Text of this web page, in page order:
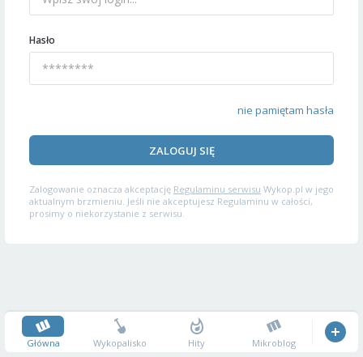
Hasło
nie pamiętam hasła
ZALOGUJ SIĘ
Zalogowanie oznacza akceptację Regulaminu serwisu Wykop.pl w jego
aktualnym brzmieniu. Jeśli nie akceptujesz Regulaminu w całości,
prosimy o niekorzystanie z serwisu.
Główna Wykopalisko Hity Mikroblog